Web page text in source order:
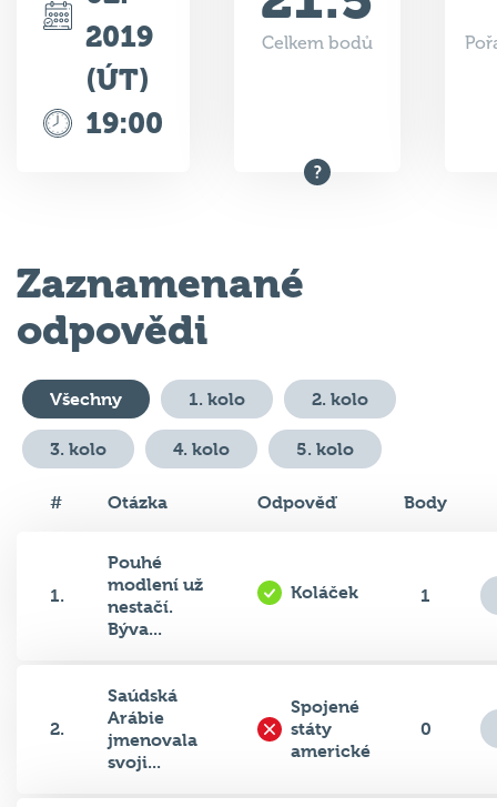
2019
(ÚT)
19:00
Celkem bodů
Zaznamenané
odpovědi
Všechny 1. kolo 2. kolo
3. kolo 4. kolo 5. kolo
# Otázka Odpověď Body
1.
Pouhé
modlení už
nestačí.
Býva...
Koláček 1
2.
Saúdská
Arábie
jmenovala
svoji...
Spojené
státy
americké
0